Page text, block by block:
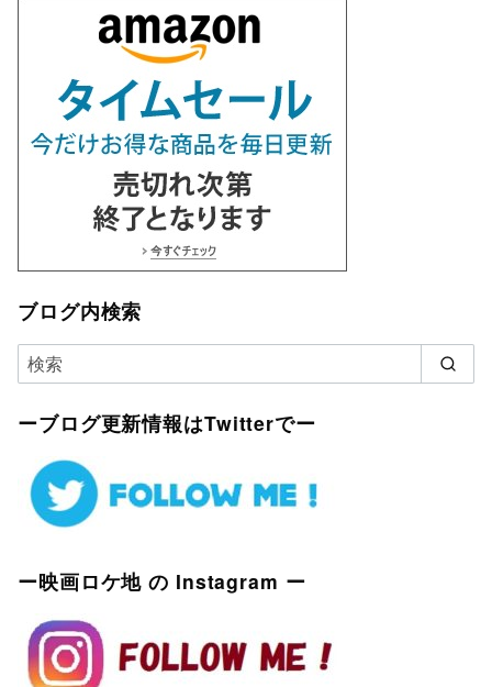
ブログ内検索
ーブログ更新情報はTwitterでー
ー映画ロケ地 の Instagram ー